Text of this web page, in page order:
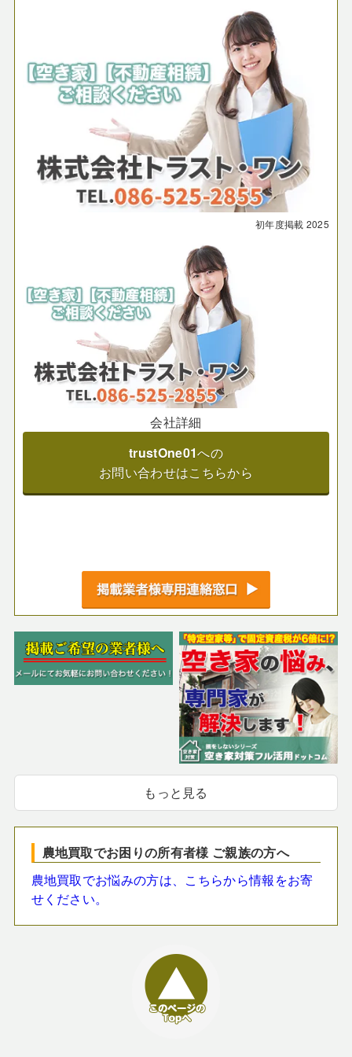
初年度掲載 2025
会社詳細
trustOne01への
お問い合わせはこちらから
もっと見る
農地買取でお困りの所有者様 ご親族の方へ
農地買取でお悩みの方は、こちらから情報をお寄
せください。